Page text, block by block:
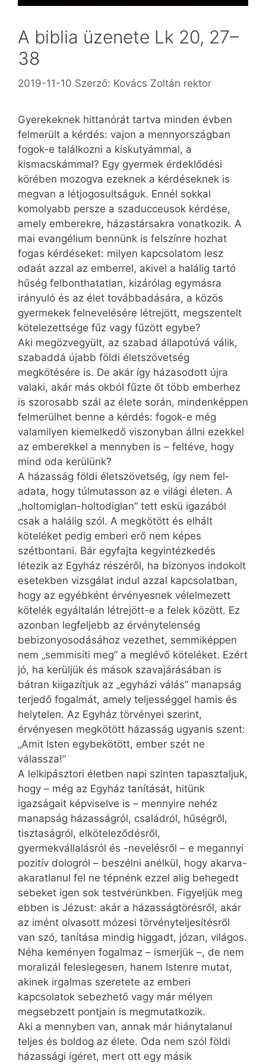
A biblia üzenete Lk 20, 27–
38
2019-11-10 Szerző: Kovács Zoltán rektor
Gyerekeknek hittanórát tartva minden évben
felmerült a kérdés: vajon a mennyországban
fogok-e találkozni a kiskutyámmal, a
kismacskámmal? Egy gyermek érdeklődési
körében mozogva ezeknek a kérdéseknek is
megvan a létjogosultságuk. Ennél sokkal
komolyabb persze a szaducceusok kérdése,
amely emberekre, házastársakra vonatkozik. A
mai evangélium bennünk is felszínre hozhat
fogas kérdéseket: milyen kapcsolatom lesz
odaát azzal az emberrel, akivel a halálig tartó
hűség felbonthatatlan, kizárólag egymásra
irányuló és az élet továbbadására, a közös
gyermekek felnevelésére létrejött, megszentelt
kötelezettsége fűz vagy fűzött egybe?
Aki megözvegyült, az szabad állapotúvá válik,
szabaddá újabb földi életszövetség
megkötésére is. De akár így házasodott újra
valaki, akár más okból fűzte őt több emberhez
is szorosabb szál az élete során, mindenképpen
felmerülhet benne a kérdés: fogok-e még
valamilyen kiemelkedő viszonyban állni ezekkel
az emberekkel a mennyben is – feltéve, hogy
mind oda kerülünk?
A házasság földi életszövetség, így nem fel­
adata, hogy túlmutasson az e világi életen. A
„holtomiglan-holtodiglan” tett eskü igazából
csak a halálig szól. A megkötött és elhált
köteléket pedig emberi erő nem képes
szétbontani. Bár egyfajta kegyintézkedés
létezik az Egyház részéről, ha bizonyos indokolt
esetekben vizsgálat indul azzal kapcsolatban,
hogy az egyébként érvényesnek vélelmezett
kötelék egyáltalán létrejött-e a felek között. Ez
azonban legfeljebb az érvénytelenség
bebizonyosodásához vezethet, semmiképpen
nem „semmisíti meg” a meglévő köteléket. Ezért
jó, ha kerüljük és mások szavajárásában is
bátran kiigazítjuk az „egyházi válás” manapság
terjedő fogalmát, amely teljességgel hamis és
helytelen. Az Egyház törvényei szerint,
érvényesen megkötött házasság ugyanis szent:
„Amit Isten egybekötött, ember szét ne
válassza!”
A lelkipásztori életben napi szinten tapasztaljuk,
hogy – még az Egyház tanítását, hitünk
igazságait képviselve is – mennyire nehéz
manapság házasságról, családról, hűségről,
tisztaságról, elköteleződésről,
gyermekvállalásról és -nevelésről – e megannyi
pozitív dologról – beszélni anélkül, hogy akarva-
akaratlanul fel ne tépnénk ezzel alig behegedt
sebeket igen sok testvérünkben. Figyeljük meg
ebben is Jézust: akár a házasságtörésről, akár
az imént olvasott mózesi törvényteljesítésről
van szó, tanítása mindig higgadt, józan, világos.
Néha keményen fogalmaz – ismerjük –, de nem
moralizál feleslegesen, hanem Istenre mutat,
akinek irgalmas szeretete az emberi
kapcsolatok sebezhető vagy már mélyen
megsebzett pontjain is megmutatkozik.
Aki a mennyben van, annak már hiánytalanul
teljes és boldog az élete. Oda nem szól földi
házassági ígéret, mert ott egy másik